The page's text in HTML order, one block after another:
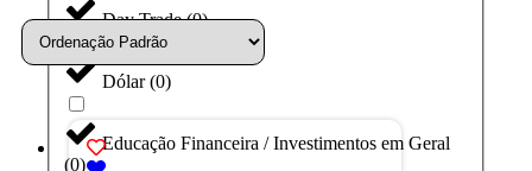
Day Trade(0)
Dólar(0)
Educação Financeira / Investimentos em Geral
(0)